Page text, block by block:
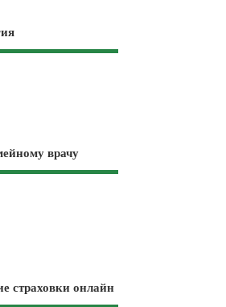
врачу
страховки онлайн